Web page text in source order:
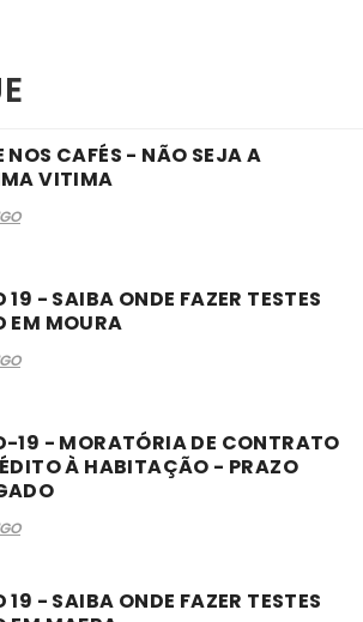
NOS CAFÉS - NÃO SEJA A
VITIMA
19 - SAIBA ONDE FAZER TESTES
EM MOURA
19 - MORATÓRIA DE CONTRATO
À HABITAÇÃO - PRAZO
19 - SAIBA ONDE FAZER TESTES